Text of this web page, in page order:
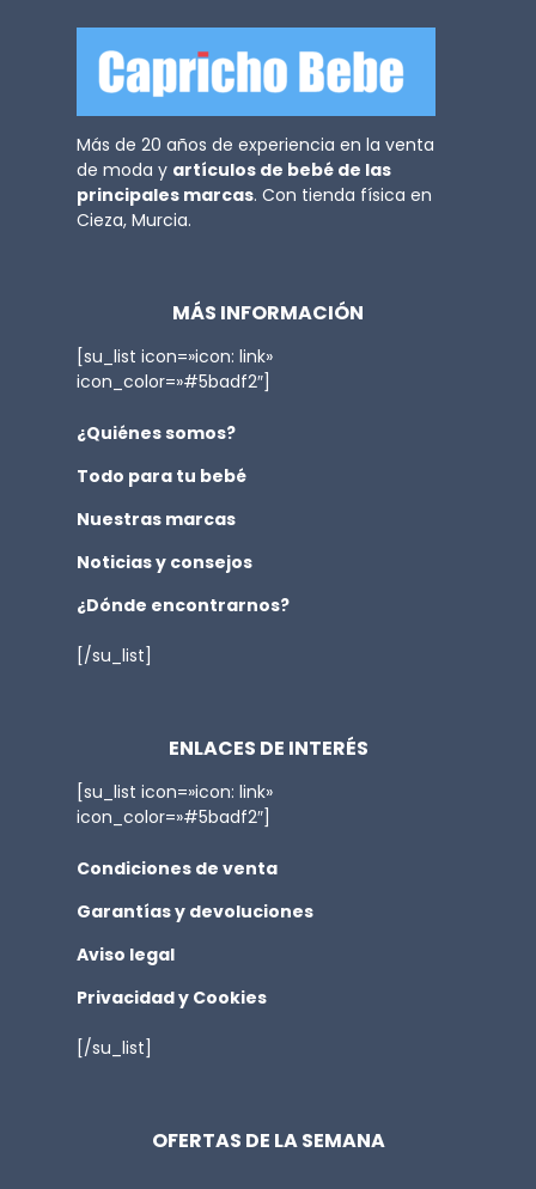
Más de 20 años de experiencia en la venta
de moda y artículos de bebé de las
principales marcas. Con tienda física en
Cieza, Murcia.
MÁS INFORMACIÓN
[su_list icon=»icon: link»
icon_color=»#5badf2″]
¿Quiénes somos?
Todo para tu bebé
Nuestras marcas
Noticias y consejos
¿Dónde encontrarnos?
[/su_list]
ENLACES DE INTERÉS
[su_list icon=»icon: link»
icon_color=»#5badf2″]
Condiciones de venta
Garantías y devoluciones
Aviso legal
Privacidad y Cookies
[/su_list]
OFERTAS DE LA SEMANA